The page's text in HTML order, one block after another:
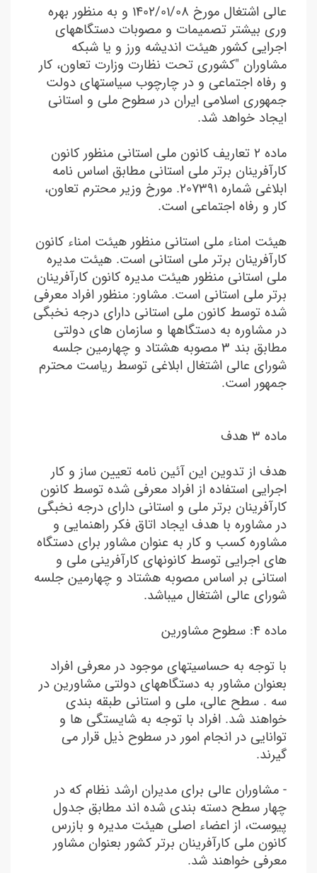
عالی اشتغال مورخ ۱٤۰۲/۰۱/۰۸ و به منظور بهره
وری بیشتر تصمیمات و مصوبات دستگاههای
اجرایی کشور هیئت اندیشه ورز و یا شبکه
مشاوران "کشوری تحت نظارت وزارت تعاون، کار
و رفاه اجتماعی و در چارچوب سیاستهای دولت
جمهوری اسلامی ایران در سطوح ملی و استانی
ایجاد خواهد شد.
ماده ۲ تعاریف کانون ملی استانی منظور کانون
کارآفرینان برتر ملی استانی مطابق اساس نامه
ابلاغی شماره ۲۰۷۳۹۱. مورخ وزیر محترم تعاون،
کار و رفاه اجتماعی است.
هيئت امناء ملی استانی منظور هیئت امناء کانون
کارآفرینان برتر ملی استانی است. هیئت مدیره
ملی استانی منظور هیئت مدیره کانون کارآفرینان
برتر ملی استانی است. مشاور: منظور افراد معرفی
شده توسط کانون ملی استانی دارای درجه نخبگی
در مشاوره به دستگاهها و سازمان های دولتی
مطابق بند ۳ مصوبه هشتاد و چهارمین جلسه
شورای عالی اشتغال ابلاغی توسط ریاست محترم
جمهور است.
ماده ۳ هدف
هدف از تدوین این آئین نامه تعیین ساز و کار
اجرایی استفاده از افراد معرفی شده توسط کانون
کارآفرینان برتر ملی و استانی دارای درجه نخبگی
در مشاوره با هدف ایجاد اتاق فکر راهنمایی و
مشاوره کسب و کار به عنوان مشاور برای دستگاه
های اجرایی توسط کانونهای کارآفرینی ملی و
استانی بر اساس مصوبه هشتاد و چهارمین جلسه
شورای عالی اشتغال میباشد.
ماده ٤: سطوح مشاورين
با توجه به حساسیتهای موجود در معرفی افراد
بعنوان مشاور به دستگاههای دولتی مشاورین در
سه . سطح عالی، ملی و استانی طبقه بندی
خواهند شد. افراد با توجه به شایستگی ها و
توانایی در انجام امور در سطوح ذیل قرار می
گیرند.
- مشاوران عالی برای مدیران ارشد نظام که در
چهار سطح دسته بندی شده اند مطابق جدول
پیوست، از اعضاء اصلی هیئت مدیره و بازرس
کانون ملی کارآفرینان برتر کشور بعنوان مشاور
معرفی خواهند شد.